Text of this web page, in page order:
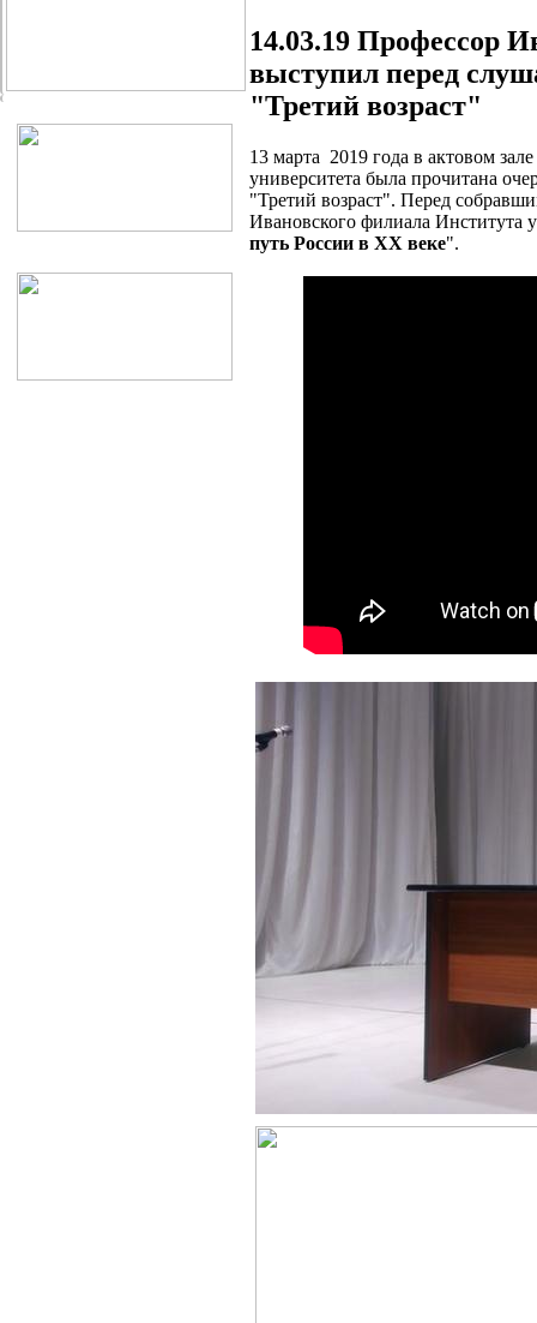
14.03.19 Профессор
выступил перед
"Третий возраст"
13 марта 2019 года в актовом
университета была прочитана
"Третий возраст". Перед
Ивановского филиала
путь России в ХХ веке".